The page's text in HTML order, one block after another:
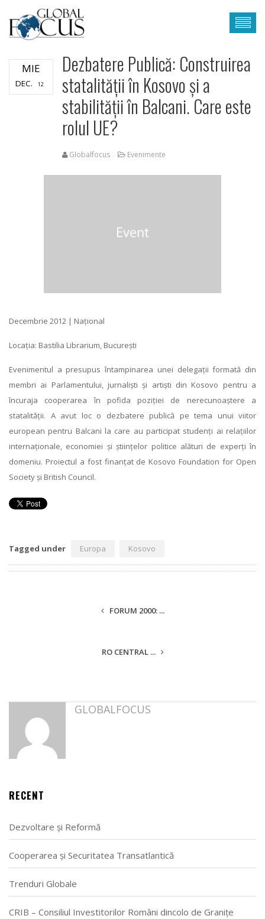
MIE
DEC. 12
Dezbatere Publică: Construirea
statalității în Kosovo și a
stabilității în Balcani. Care este
rolul UE?
Globalfocus Evenimente
Decembrie 2012 | Național
Locația: Bastilia Librarium, București
Evenimentul a presupus întampinarea unei delegații formată din
membri ai Parlamentului, jurnaliști și artiști din Kosovo pentru a
încuraja cooperarea în pofida poziției de nerecunoaștere a
statalității. A avut loc o dezbatere publică pe tema unui viitor
european pentru Balcani la care au participat studenți ai relațiilor
internaționale, economiei și științelor politice alături de experți în
domeniu. Proiectul a fost finanțat de Kosovo Foundation for Open
Society și British Council.
Tagged under Europa Kosovo
FORUM 2000: ...
RO CENTRAL ...
GLOBALFOCUS
RECENT
Dezvoltare și Reformă
Cooperarea și Securitatea Transatlantică
Trenduri Globale
CRIB – Consiliul Investitorilor Români dincolo de Granițe